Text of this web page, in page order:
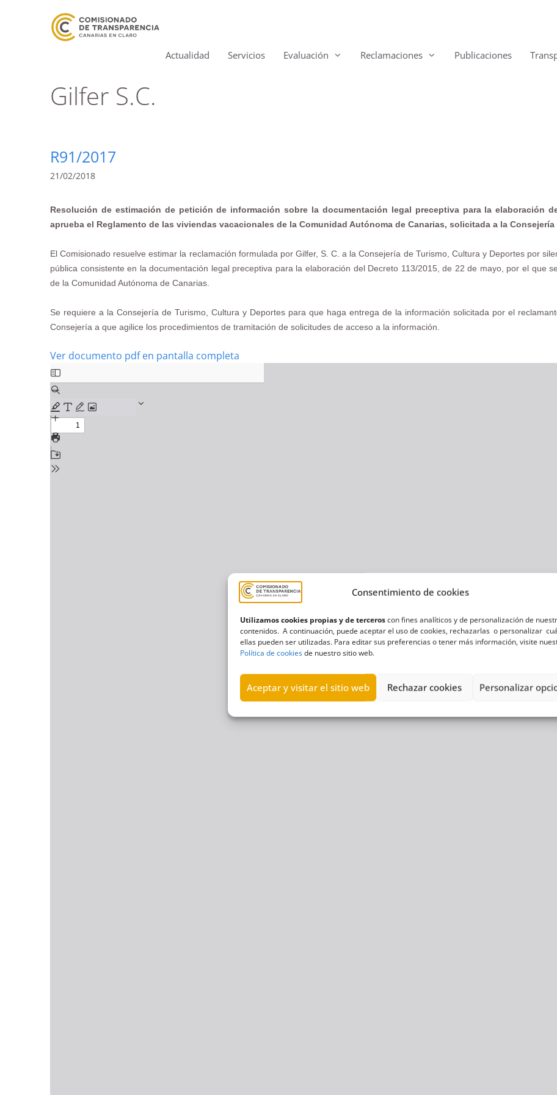
Consentimiento de cookies
Utilizamos cookies propias y de terceroscon fines analíticos y de personalización de
contenidos. A continuación, puede aceptar el uso de cookies, rechazarlas o personalizar
ellas pueden ser utilizadas. Para editar sus preferencias o tener más información, visite
Política de cookiesde nuestro sitio web.
Aceptar y visitar el sitio web Rechazar cookies Personalizar
Actualidad Servicios Evaluación Reclamaciones Publicaciones
Gilfer S.C.
R91/2017
21/02/2018
Resolución de estimación de petición de información sobre la documentación legal preceptiva para la elaboración
aprueba el Reglamento de las viviendas vacacionales de la Comunidad Autónoma de Canarias, solicitada a la
El Comisionado resuelve estimar la reclamación formulada por Gilfer, S. C. a la Consejería de Turismo, Cultura y Deportes por
pública consistente en la documentación legal preceptiva para la elaboración del Decreto 113/2015, de 22 de mayo, por el que
de la Comunidad Autónoma de Canarias.
Se requiere a la Consejería de Turismo, Cultura y Deportes para que haga entrega de la información solicitada por el
Consejería a que agilice los procedimientos de tramitación de solicitudes de acceso a la información.
Ver documento pdf en pantalla completa